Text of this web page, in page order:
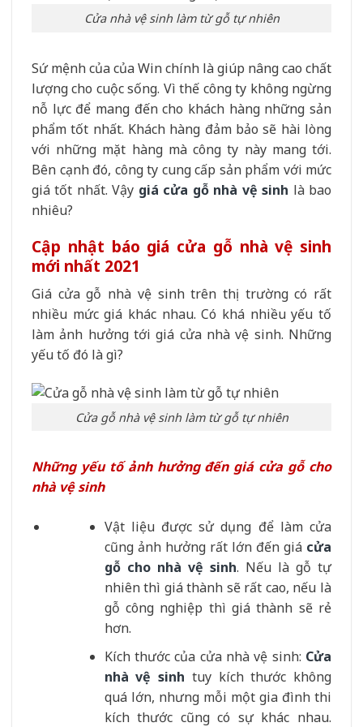
Cửa nhà vệ sinh làm từ gỗ tự nhiên
Sứ mệnh của của Win chính là giúp nâng cao chất
lượng cho cuộc sống. Vì thế công ty không ngừng
nỗ lực để mang đến cho khách hàng những sản
phẩm tốt nhất. Khách hàng đảm bảo sẽ hài lòng
với những mặt hàng mà công ty này mang tới.
Bên cạnh đó, công ty cung cấp sản phẩm với mức
giá tốt nhất. Vậy giá cửa gỗ nhà vệ sinh là bao
nhiêu?
Cập nhật báo giá cửa gỗ nhà vệ sinh
mới nhất 2021
Giá cửa gỗ nhà vệ sinh trên thị trường có rất
nhiều mức giá khác nhau. Có khá nhiều yếu tố
làm ảnh hưởng tới giá cửa nhà vệ sinh. Những
yếu tố đó là gì?
Cửa gỗ nhà vệ sinh làm từ gỗ tự nhiên
Những yếu tố ảnh hưởng đến giá cửa gỗ cho
nhà vệ sinh
Vật liệu được sử dụng để làm cửa
cũng ảnh hưởng rất lớn đến giá cửa
gỗ cho nhà vệ sinh. Nếu là gỗ tự
nhiên thì giá thành sẽ rất cao, nếu là
gỗ công nghiệp thì giá thành sẽ rẻ
hơn.
Kích thước của cửa nhà vệ sinh: Cửa
nhà vệ sinh tuy kích thước không
quá lớn, nhưng mỗi một gia đình thi
kích thước cũng có sự khác nhau.